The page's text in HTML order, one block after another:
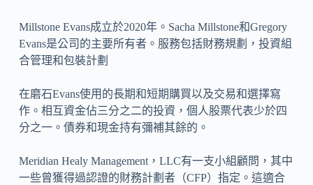
Millstone Evans成立於2020年。Sacha Millstone和Gregory
Evans是公司的主要所有者。服務包括財務規劃，投資組
合管理和包裝計劃
在磨石Evans使用的長期和短期購買以及交易和選擇寫
作。相互資金佔三分之二的投資，個人股票代表少於四
分之一。債券和現金持有彌補其餘的。
Meridian Healy Management，LLC有一支小組顧問，其中
一些曾獲得過認證的財務計劃者（CFP）指定。這適合